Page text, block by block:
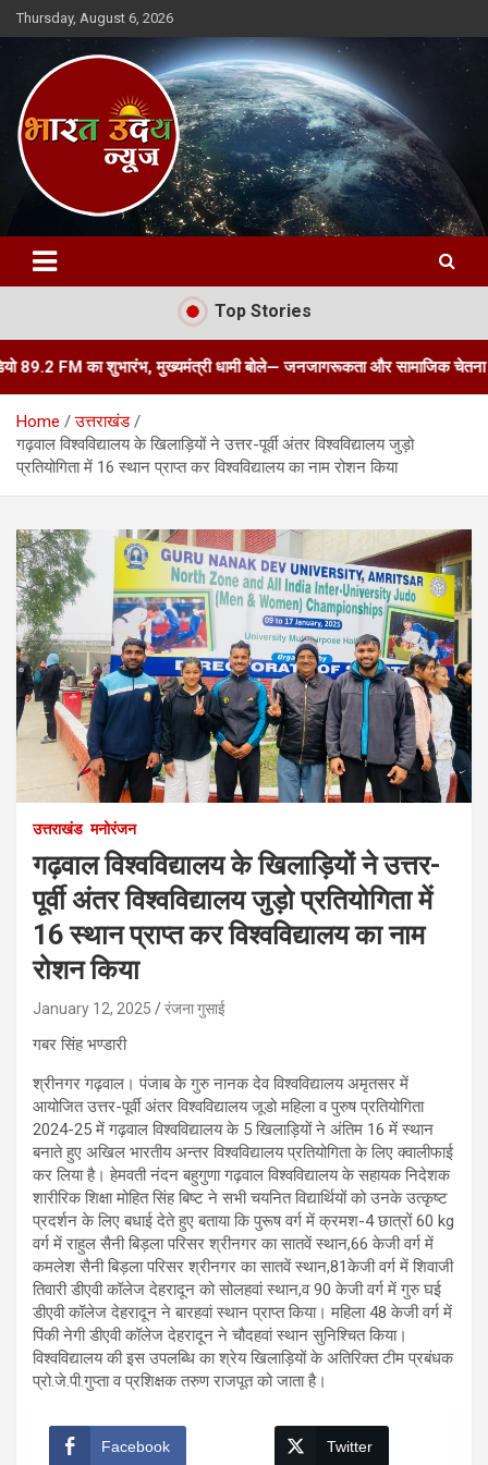
Skip
to
Thursday, August 6, 2026
Bharat Uday News
Top Stories
शुभारंभ, मुख्यमंत्री धामी बोले— जनजागरूकता और सामाजिक चेतना का सशक्त
Home
उत्तराखंड
गढ़वाल विश्वविद्यालय के खिलाड़ियों ने उत्तर-पूर्वी अंतर विश्वविद्यालय जुड़ो
प्रतियोगिता में 16 स्थान प्राप्त कर विश्वविद्यालय का नाम रोशन किया
उत्तराखंड मनोरंजन
गढ़वाल विश्वविद्यालय के खिलाड़ियों ने उत्तर-
पूर्वी अंतर विश्वविद्यालय जुड़ो प्रतियोगिता में
16 स्थान प्राप्त कर विश्वविद्यालय का नाम
रोशन किया
January 12, 2025 रंजना गुसाई
गबर सिंह भण्डारी
श्रीनगर गढ़वाल। पंजाब के गुरु नानक देव विश्वविद्यालय अमृतसर में
आयोजित उत्तर-पूर्वी अंतर विश्वविद्यालय जूडो महिला व पुरुष प्रतियोगिता
2024-25 में गढ़वाल विश्वविद्यालय के 5 खिलाड़ियों ने अंतिम 16 में स्थान
बनाते हुए अखिल भारतीय अन्तर विश्वविद्यालय प्रतियोगिता के लिए क्वालीफाई
कर लिया है। हेमवती नंदन बहुगुणा गढ़वाल विश्वविद्यालय के सहायक निदेशक
शारीरिक शिक्षा मोहित सिंह बिष्ट ने सभी चयनित विद्यार्थियों को उनके उत्कृष्ट
प्रदर्शन के लिए बधाई देते हुए बताया कि पुरूष वर्ग में क्रमश-4 छात्रों 60 kg
वर्ग में राहुल सैनी बिड़ला परिसर श्रीनगर का सातवें स्थान,66 केजी वर्ग में
कमलेश सैनी बिड़ला परिसर श्रीनगर का सातवें स्थान,81केजी वर्ग में शिवाजी
तिवारी डीएवी कॉलेज देहरादून को सोलहवां स्थान,व 90 केजी वर्ग में गुरु घई
डीएवी कॉलेज देहरादून ने बारहवां स्थान प्राप्त किया। महिला 48 केजी वर्ग में
पिंकी नेगी डीएवी कॉलेज देहरादून ने चौदहवां स्थान सुनिश्चित किया।
विश्वविद्यालय की इस उपलब्धि का श्रेय खिलाड़ियों के अतिरिक्त टीम प्रबंधक
प्रो.जे.पी.गुप्ता व प्रशिक्षक तरुण राजपूत को जाता है।
Facebook Twitter